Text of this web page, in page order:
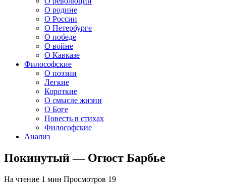
О родине
О России
О Петербурге
О победе
О войне
О Кавказе
Философские
О поэзии
Легкие
Короткие
О смысле жизни
О Боге
Повесть в стихах
Философские
Анализ
Покинутый — Огюст Барбье
На чтение 1 мин Просмотров 19